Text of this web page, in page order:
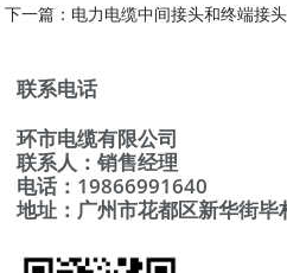
下一篇： 电力电缆中间接头和终端接
联系电话
环市电缆有限公司
联系人：销售经理
电话：19866991640
地址：广州市花都区新华街毕